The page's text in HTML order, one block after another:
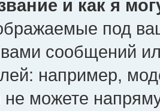
и как я
под
сообщений
например,
можете